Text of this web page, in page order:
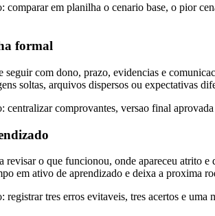
comparar em planilha o cenario base, o pior
formal
seguir com dono, prazo, evidencias e
soltas, arquivos dispersos ou expectativas
centralizar comprovantes, versao final
revisar o que funcionou, onde apareceu atrito
em ativo de aprendizado e deixa a proxima
registrar tres erros evitaveis, tres acertos e